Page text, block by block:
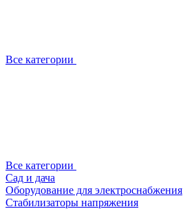
Все категории
Все категории
Сад и дача
Оборудование для электроснабжения
Стабилизаторы напряжения